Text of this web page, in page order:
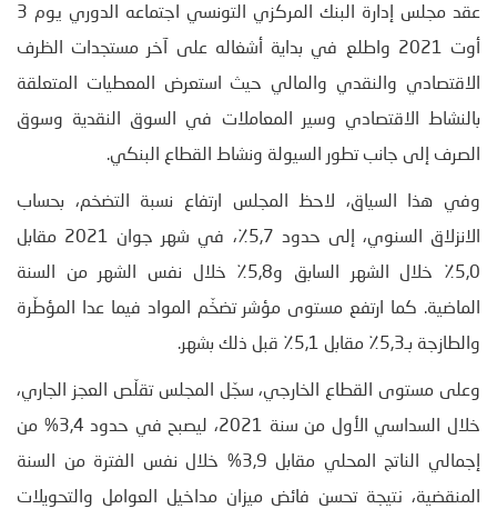
عقد مجلس إدارة البنك المركزي التونسي اجتماعه الدوري يوم 3
أوت 2021 واطلع في بداية أشغاله على آخر مستجدات الظرف
الاقتصادي والنقدي والمالي حيث استعرض المعطيات المتعلقة
بالنشاط الاقتصادي وسير المعاملات في السوق النقدية وسوق
الصرف إلى جانب تطور السيولة ونشاط القطاع البنكي.
وفي هذا السياق، لاحظ المجلس ارتفاع نسبة التضخم، بحساب
الانزلاق السنوي، إلى حدود 5,7٪، في شهر جوان 2021 مقابل
5,0٪ خلال الشھر السابق و5,8٪ خلال نفس الشھر من السنة
الماضية. كما ارتفع مستوى مؤشر تضخّم المواد فيما عدا المؤطّرة
والطازجة بـ5,3٪ مقابل 5,1٪ قبل ذلك بشھر.
وعلى مستوى القطاع الخارجي، سجّل المجلس تقلّص العجز الجاري،
خلال السداسي الأول من سنة 2021، ليصبح في حدود 3,4% من
إجمالي الناتج المحلي مقابل 3,9% خلال نفس الفترة من السنة
المنقضیة، نتيجة تحسن فائض میزان مداخیل العوامل والتحويلات